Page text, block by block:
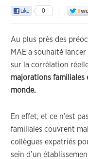
0
Au plus près des
MAE a souhaité
sur la corrélation
majorations familiales
monde.
En effet, et ce n’est
familiales couvrent
collègues expatriés
sein d’un